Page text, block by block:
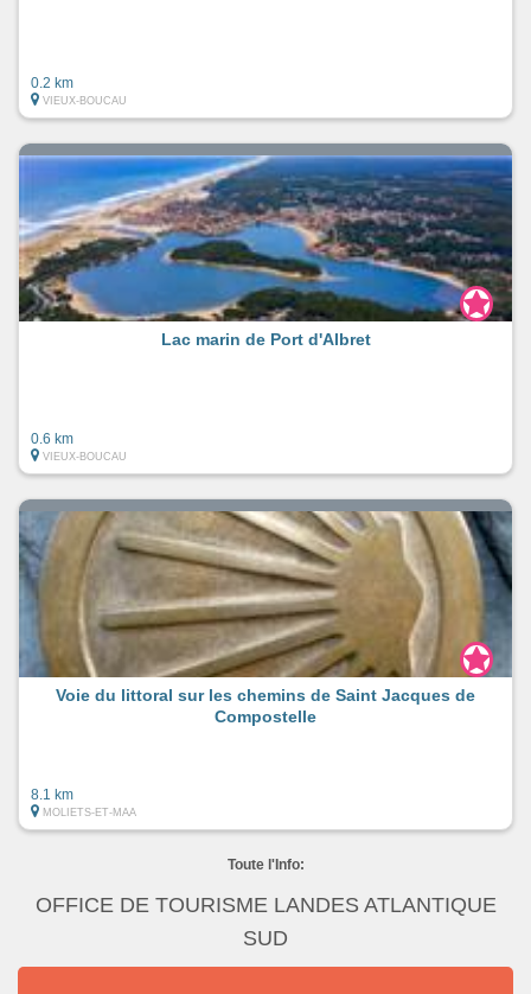
0.2 km
VIEUX-BOUCAU
Lac marin de Port d'Albret
0.6 km
VIEUX-BOUCAU
Voie du littoral sur les chemins de Saint Jacques de
Compostelle
8.1 km
MOLIETS-ET-MAA
Toute l'Info:
OFFICE DE TOURISME LANDES ATLANTIQUE
SUD